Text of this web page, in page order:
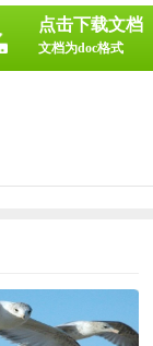
点击下载文档
文档为doc格式